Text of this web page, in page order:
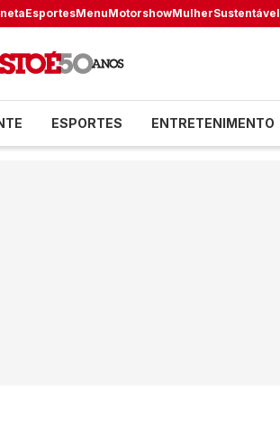
EsportesMenuMotorshowMulherSustentável
ESPORTES ENTRETENIMENTO